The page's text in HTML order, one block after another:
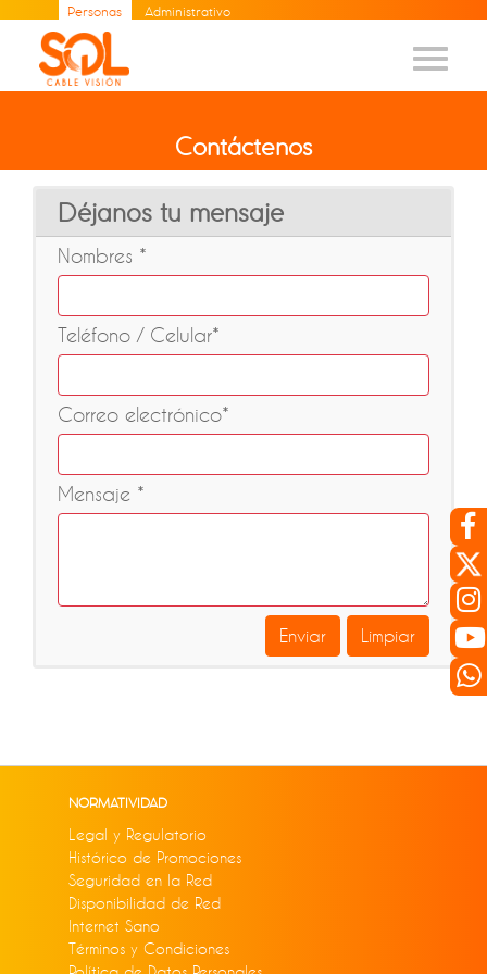
Personas Administrativo
Contáctenos
Déjanos tu mensaje
Nombres *
Teléfono / Celular*
Correo electrónico*
Mensaje *
Enviar Limpiar
NORMATIVIDAD
Legal y Regulatorio
Histórico de Promociones
Seguridad en la Red
Disponibilidad de Red
Internet Sano
Términos y Condiciones